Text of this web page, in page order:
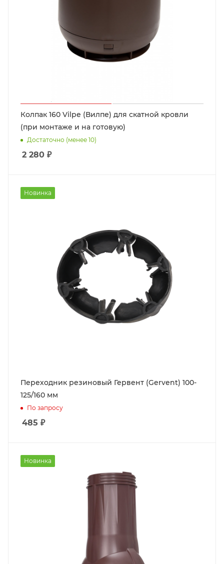
Колпак 160 Vilpe (Вилпе) для скатной кровли
(при монтаже и на готовую)
Достаточно (менее 10)
2 280 ₽
Новинка
Переходник резиновый Гервент (Gervent) 100-
125/160 мм
По запросу
485 ₽
Новинка